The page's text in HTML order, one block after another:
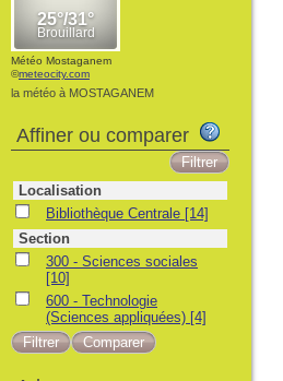
Météo Mostaganem
©meteocity.com
la météo à MOSTAGANEM
Affiner ou comparer
Localisation
Bibliothèque Centrale [14]
Section
300 - Sciences sociales
[10]
600 - Technologie
(Sciences appliquées) [4]